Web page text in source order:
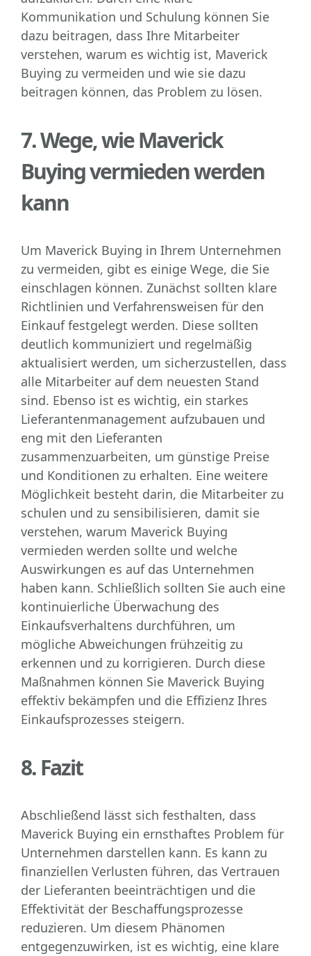
Kommunikation und Schulung können Sie
dazu beitragen, dass Ihre Mitarbeiter
verstehen, warum es wichtig ist, Maverick
Buying zu vermeiden und wie sie dazu
beitragen können, das Problem zu lösen.
7. Wege, wie Maverick
Buying vermieden werden
kann
Um Maverick Buying in Ihrem Unternehmen
zu vermeiden, gibt es einige Wege, die Sie
einschlagen können. Zunächst sollten klare
Richtlinien und Verfahrensweisen für den
Einkauf festgelegt werden. Diese sollten
deutlich kommuniziert und regelmäßig
aktualisiert werden, um sicherzustellen, dass
alle Mitarbeiter auf dem neuesten Stand
sind. Ebenso ist es wichtig, ein starkes
Lieferantenmanagement aufzubauen und
eng mit den Lieferanten
zusammenzuarbeiten, um günstige Preise
und Konditionen zu erhalten. Eine weitere
Möglichkeit besteht darin, die Mitarbeiter zu
schulen und zu sensibilisieren, damit sie
verstehen, warum Maverick Buying
vermieden werden sollte und welche
Auswirkungen es auf das Unternehmen
haben kann. Schließlich sollten Sie auch eine
kontinuierliche Überwachung des
Einkaufsverhaltens durchführen, um
mögliche Abweichungen frühzeitig zu
erkennen und zu korrigieren. Durch diese
Maßnahmen können Sie Maverick Buying
effektiv bekämpfen und die Effizienz Ihres
Einkaufsprozesses steigern.
8. Fazit
Abschließend lässt sich festhalten, dass
Maverick Buying ein ernsthaftes Problem für
Unternehmen darstellen kann. Es kann zu
finanziellen Verlusten führen, das Vertrauen
der Lieferanten beeinträchtigen und die
Effektivität der Beschaffungsprozesse
reduzieren. Um diesem Phänomen
entgegenzuwirken, ist es wichtig, eine klare